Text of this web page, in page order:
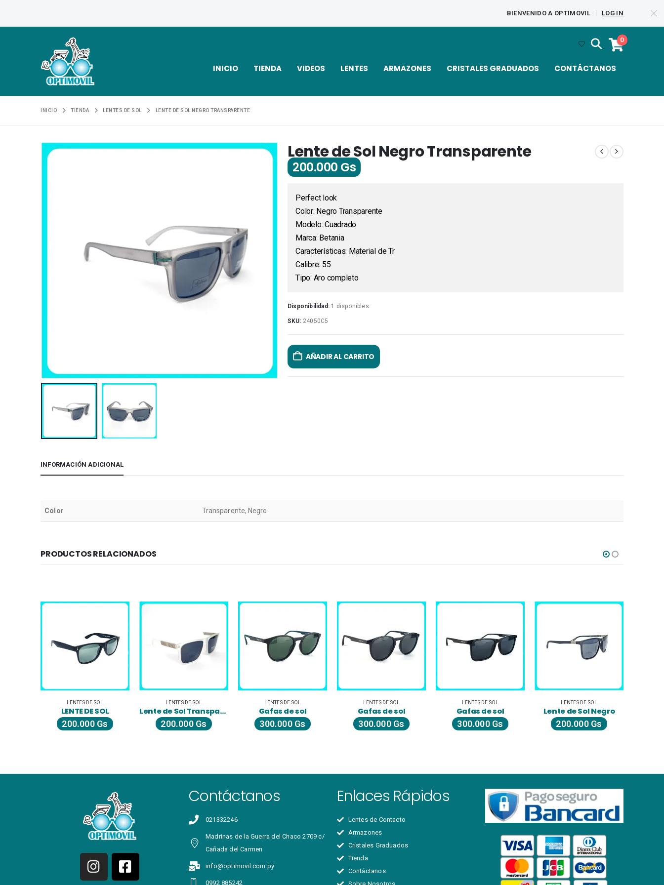
BIENVENIDO A OPTIMOVIL LOG IN
0
INICIO TIENDA VIDEOS LENTES ARMAZONES CRISTALES GRADUADOS CONTÁCTANOS
INICIO TIENDA LENTES DE SOL LENTE DE SOL NEGRO TRANSPARENTE
Lente de Sol Negro Transparente
200.000 Gs
Perfect look
Color: Negro Transparente
Modelo: Cuadrado
Marca: Betania
Características: Material de Tr
Calibre: 55
Tipo: Aro completo
Disponibilidad: 1 disponibles
SKU: 24050C5
AÑADIR AL CARRITO
INFORMACIÓN ADICIONAL
Color Transparente, Negro
PRODUCTOS RELACIONADOS
LENTES DE SOL
Lente de Sol Transparente
200.000
LENTES DE SOL
Gafas de sol
300.000
LENTES DE SOL
Gafas de sol
300.000
LENTES DE SOL
Gafas de sol
300.000
LENTES DE SOL
Lente de Sol Negro
200.000
LENTES DE SOL
200.000
Contáctanos
021332246
Madrinas de la Guerra del Chaco 2709 c/
Cañada del Carmen
info@optimovil.com.py
0992 885242
Enlaces Rápidos
Lentes de Contacto
Armazones
Cristales Graduados
Tienda
Contáctanos